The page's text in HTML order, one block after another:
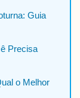
Guia
Precisa
o Melhor